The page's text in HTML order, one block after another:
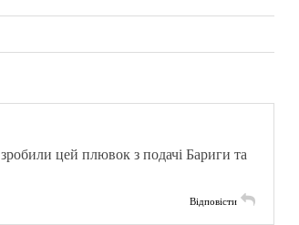
цей плювок з подачі Бариги та
Відповісти